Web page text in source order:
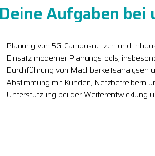
Deine Aufgaben bei
Planung von 5G-Campusnetzen und
Einsatz moderner Planungstools,
Durchführung von Machbarkeitsanalysen
Abstimmung mit Kunden, Netzbetreibern
Unterstützung bei der Weiterentwicklung